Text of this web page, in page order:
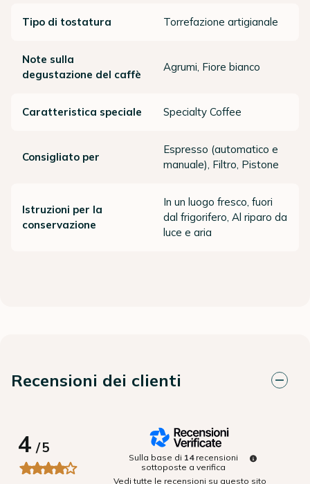
Tipo di tostatura Torrefazione artigianale
Note sulla
degustazione del caffè
Agrumi, Fiore bianco
Caratteristica speciale Specialty Coffee
Consigliato per
Espresso (automatico e
manuale), Filtro, Pistone
Istruzioni per la
conservazione
In un luogo fresco, fuori
dal frigorifero, Al riparo da
luce e aria
Recensioni dei clienti
4/5
Sulla base di 14 recensioni
sottoposte a verifica
Vedi tutte le recensioni su questo sito